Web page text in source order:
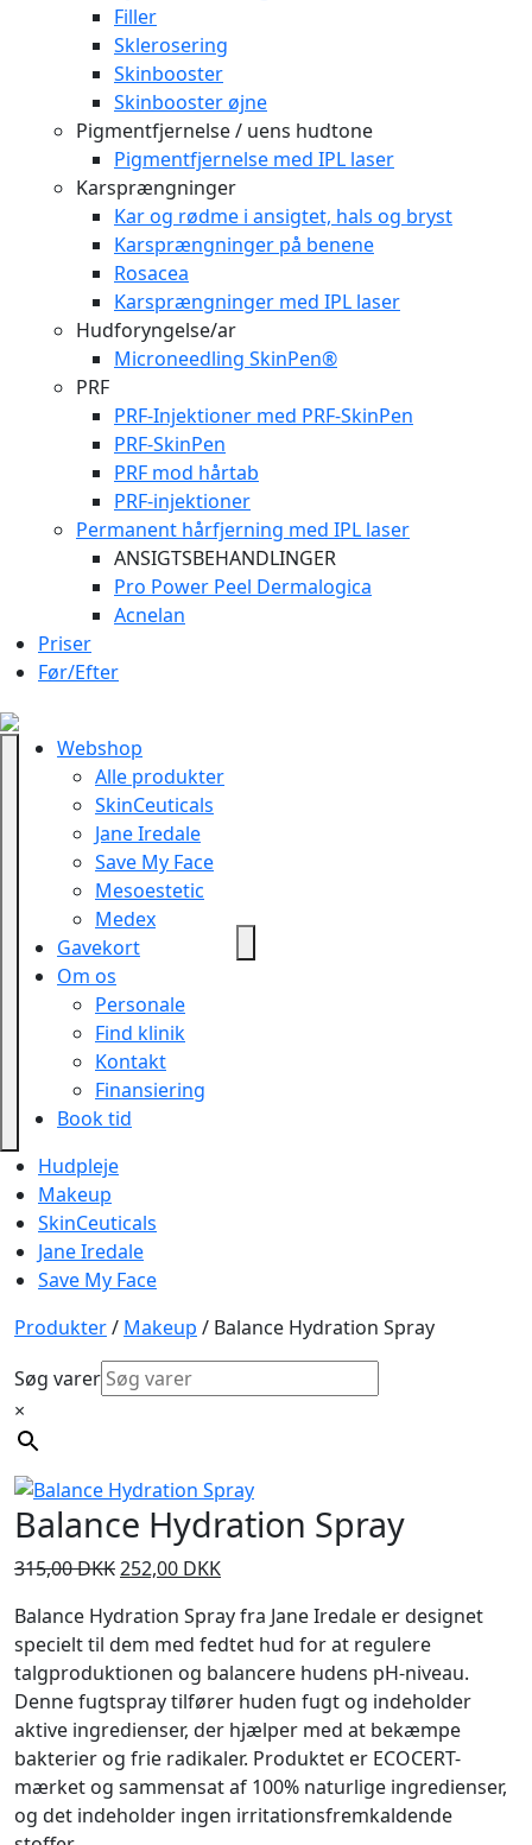
Filler
Sklerosering
Skinbooster
Skinbooster øjne
Pigmentfjernelse / uens hudtone
Pigmentfjernelse med IPL laser
Karsprængninger
Kar og rødme i ansigtet, hals og bryst
Karsprængninger på benene
Rosacea
Karsprængninger med IPL laser
Hudforyngelse/ar
Microneedling SkinPen®
PRF
PRF-Injektioner med PRF-SkinPen
PRF-SkinPen
PRF mod hårtab
PRF-injektioner
Permanent hårfjerning med IPL laser
ANSIGTSBEHANDLINGER
Pro Power Peel Dermalogica
Acnelan
Priser
Før/Efter
Webshop
Alle produkter
SkinCeuticals
Jane Iredale
Save My Face
Mesoestetic
Medex
Gavekort
Om os
Personale
Find klinik
Kontakt
Finansiering
Book tid
Hudpleje
Makeup
SkinCeuticals
Jane Iredale
Save My Face
Produkter/ Makeup / Balance Hydration Spray
Søg varer
×
Balance Hydration Spray
315,00DKKDen
pris
var:
315,00 DKK.
252,00 DKKDen
pris
er:
252,00 DKK.
Balance Hydration Spray fra Jane Iredale er designet
specielt til dem med fedtet hud for at regulere
talgproduktionen og balancere hudens pH-niveau.
Denne fugtspray tilfører huden fugt og indeholder
aktive ingredienser, der hjælper med at bekæmpe
bakterier og frie radikaler. Produktet er ECOCERT-
mærket og sammensat af 100% naturlige ingredienser,
og det indeholder ingen irritationsfremkaldende